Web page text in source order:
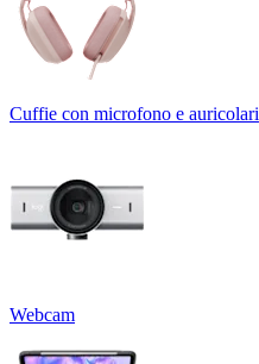
Cuffie con microfono e auricolari
Webcam